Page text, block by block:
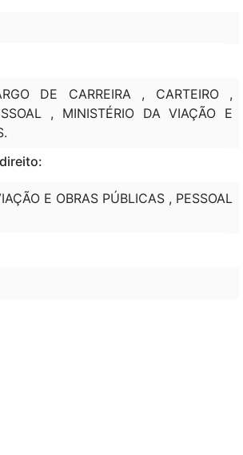
DE CARREIRA , CARTEIRO ,
, MINISTÉRIO DA VIAÇÃO E
E OBRAS PÚBLICAS , PESSOAL